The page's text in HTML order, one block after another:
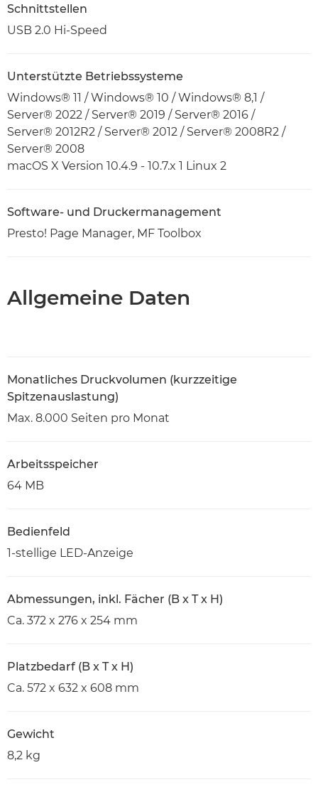
Schnittstellen
USB 2.0 Hi-Speed
Unterstützte Betriebssysteme
Windows® 11 / Windows® 10 / Windows® 8,1 /
Server® 2022 / Server® 2019 / Server® 2016 /
Server® 2012R2 / Server® 2012 / Server® 2008R2 /
Server® 2008
macOS X Version 10.4.9 - 10.7.x 1 Linux 2
Software- und Druckermanagement
Presto! Page Manager, MF Toolbox
Allgemeine Daten
Monatliches Druckvolumen (kurzzeitige
Spitzenauslastung)
Max. 8.000 Seiten pro Monat
Arbeitsspeicher
64 MB
Bedienfeld
1-stellige LED-Anzeige
Abmessungen, inkl. Fächer (B x T x H)
Ca. 372 x 276 x 254 mm
Platzbedarf (B x T x H)
Ca. 572 x 632 x 608 mm
Gewicht
8,2 kg